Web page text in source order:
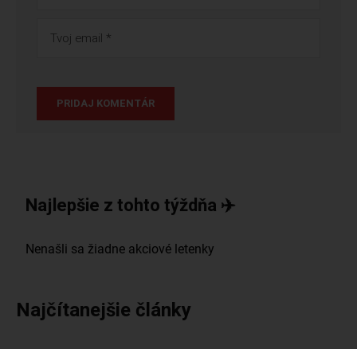
Najlepšie z tohto týždňa ✈️
Najčítanejšie články